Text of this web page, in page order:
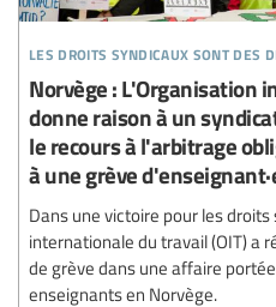
les droits syndicaux sont des
Norvège : L'Organisation
donne raison à un
le recours à l'arbitrage
à une grève
Dans une victoire pour les droits
internationale du travail (OIT) a
de grève dans une affaire
enseignants en Norvège.